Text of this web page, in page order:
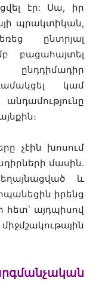
էր: Սա, իր
պրակտիկան,
ընտրյալ
բացահայտել
կամ
չէին խոսում
մասին․
և
իրենց
հետ՝ այդպիսով